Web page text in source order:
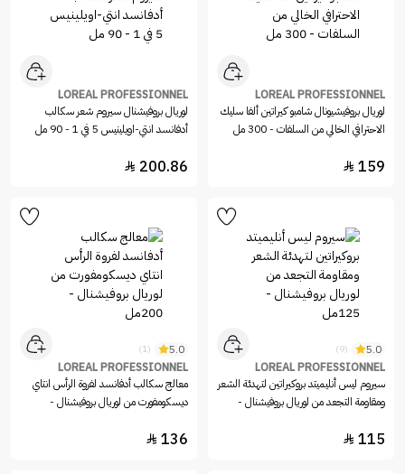
LOREAL PROFESSIONNEL
لوريال بروفيشيونال شامبو كيراتين ألفا سليك
الاحترافي الخالي من السلفات - 300 مل
159

LOREAL PROFESSIONNEL
لوريال بروفيشنال سيروم شعر سكالب
أدفانسد انتي-اويلينيس 5 في 1 - 90 مل
200.86

5.0
(9)
LOREAL PROFESSIONNEL
سيروم ليس أنليميتد بروكيراتين لتهدئة الشعر
ومقاومة التجعد من لوريال بروفيشنال -
115

5.0
(1)
LOREAL PROFESSIONNEL
معالج سكالب أدفانسد لفروة الرأس انتاي
ديسكومفورت من لوريال بروفيشنال -
136
